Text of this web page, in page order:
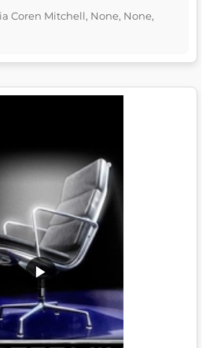
Coren Mitchell, None, None,
▶